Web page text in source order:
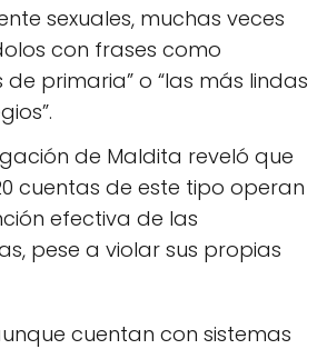
sexuales, muchas veces
con frases como
de primaria” o “las más lindas
de Maldita reveló que
cuentas de este tipo operan
efectiva de las
pese a violar sus propias
cuentan con sistemas